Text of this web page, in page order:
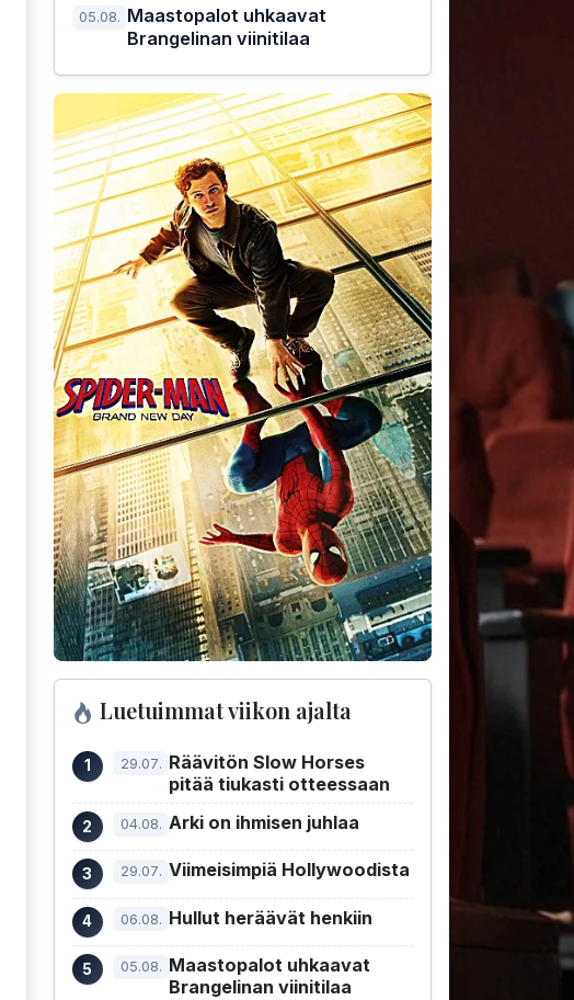
05.08. Maastopalot uhkaavat
Brangelinan viinitilaa
Luetuimmat viikon ajalta
29.07. Räävitön Slow Horses
pitää tiukasti otteessaan
04.08. Arki on ihmisen juhlaa
29.07. Viimeisimpiä Hollywoodista
06.08. Hullut heräävät henkiin
05.08. Maastopalot uhkaavat
Brangelinan viinitilaa